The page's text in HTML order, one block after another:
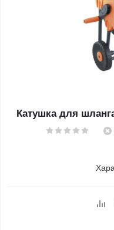
Катушка для